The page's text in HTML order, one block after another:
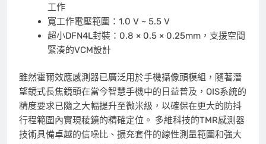
工作
寬工作電壓範圍：1.0 V ~ 5.5 V
超小DFN4L封裝：0.8 × 0.5 × 0.25mm，支援空間
緊湊的VCM設計
雖然霍爾效應感測器已廣泛用於手機攝像頭模組，隨著潛
望鏡式長焦鏡頭在當今智慧手機中的日益普及，OIS系統的
精度要求已隨之大幅提升至微米級，以確保在更大的防抖
行程範圍內實現稜鏡的精確定位。 多維科技的TMR感測器
技術具備卓越的信噪比、擴充套件的線性測量範圍和強大